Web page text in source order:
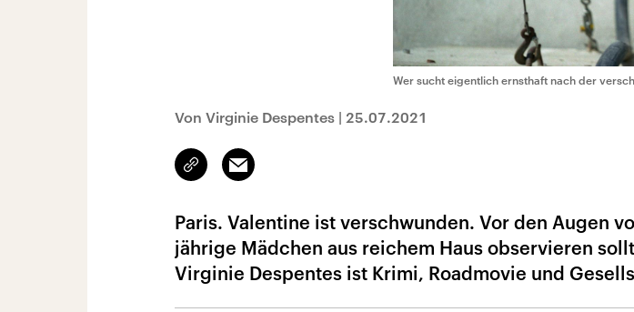
Wer sucht eigentlich ernsthaft nach der
Von Virginie Despentes | 25.07.2021
Link
kopieren/teilen
Email
Paris. Valentine ist verschwunden. Vor den Augen
jährige Mädchen aus reichem Haus observieren
Virginie Despentes ist Krimi, Roadmovie und